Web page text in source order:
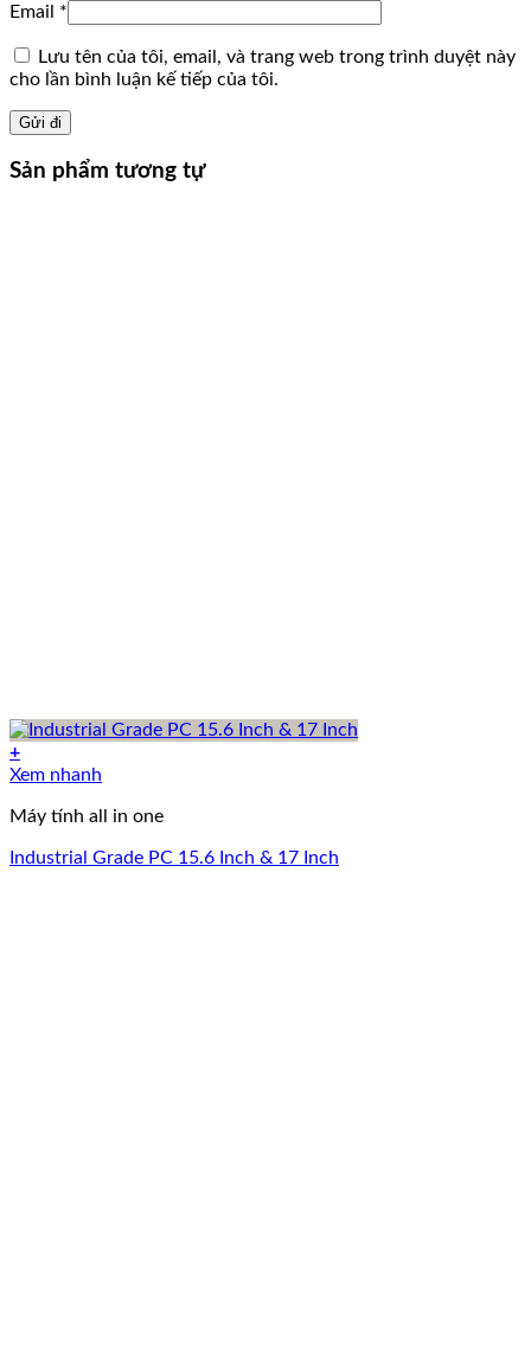
Email *
Lưu tên của tôi, email, và trang web trong trình duyệt này
cho lần bình luận kế tiếp của tôi.
Sản phẩm tương tự
+
Xem nhanh
Máy tính all in one
Industrial Grade PC 15.6 Inch & 17 Inch